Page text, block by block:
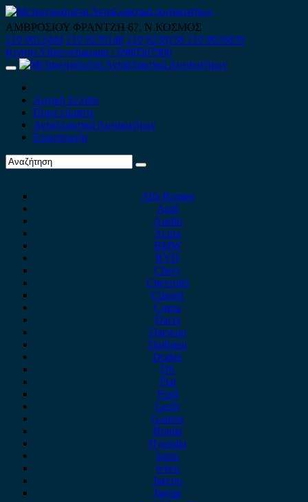
Skip
to
content
ΑΜΒΡΟΣΙΟΥ ΦΡΑΝΤΖΗ 67, Ν.ΚΟΣΜΟΣ
210 9012444 210 9239148 210 9238158 210 9026839
Κινητό-Viber-whatsapp : 6980507900
Primary
Αρχική Σελίδα
Ποιοί είμαστε
Ανταλλακτικά Αυτοκινήτων
Επικοινωνία
Alfa Romeo
Audi
Austin
Acura
BMW
BYD
Chery
Chevrolet
Citroen
Cupra
Dacia
Daewoo
Daihatsu
Dodge
DS
Fiat
Ford
Geely
Gonow
Honda
Hyundai
Isuzu
iveco
Jaecoo
Jaguar